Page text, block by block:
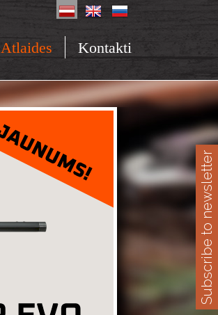
Atlaides Kontakti
Subscribe to newsletter